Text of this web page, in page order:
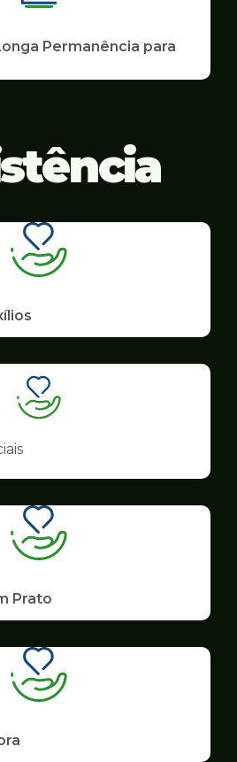
Permanência para
Ilustração
da
Assistência
Prato